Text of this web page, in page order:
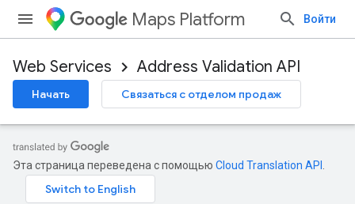
Maps Platform Войти
Web Services Address Validation API
Начать Связаться с отделом продаж
Эта страница переведена с помощью Cloud Translation API